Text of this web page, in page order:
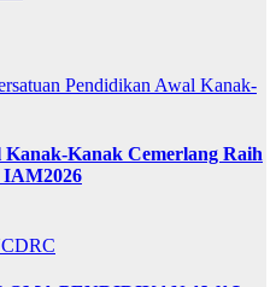
Pendidikan Awal Kanak-
Kanak Cemerlang Raih
IAM2026